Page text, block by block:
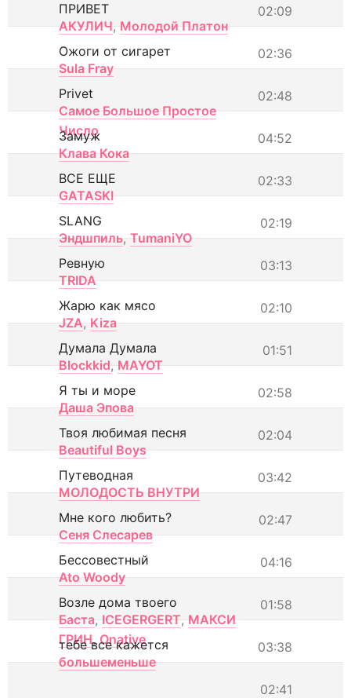
02:09
ПРИВЕТ
АКУЛИЧ, Молодой Платон
02:36
Ожоги от сигарет
Sula Fray
02:48
Privet
Самое Большое Простое
Число
04:52
Замуж
Клава Кока
02:33
ВСЕ ЕЩЕ
GATASKI
02:19
SLANG
Эндшпиль, TumaniYO
03:13
Ревную
TRIDA
02:10
Жарю как мясо
JZA, Kiza
01:51
Думала Думала
Blockkid, MAYOT
02:58
Я ты и море
Даша Эпова
02:04
Твоя любимая песня
Beautiful Boys
03:42
Путеводная
МОЛОДОСТЬ ВНУТРИ
02:47
Мне кого любить?
Сеня Слесарев
04:16
Бессовестный
Ato Woody
01:58
Возле дома твоего
Баста, ICEGERGERT, МАКСИ
ГРИН, Onative 03:38
тебе все кажется
большеменьше
02:41